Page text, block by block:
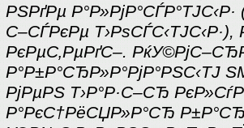
РЅРґРµ
С–СЃРєРµ
РєРµС‚РµРґС–.
Р°Р±Р°СЂР»Р°РјР°РЅС‹ТЈ
РјРµРЅ Т›Р°Р·С–СЂ
Р°РєС†РёСЏР»Р°СЂ